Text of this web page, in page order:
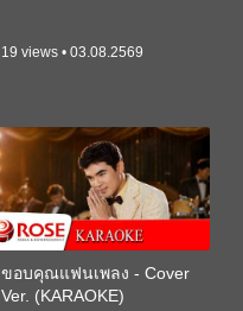
19 views • 03.08.2569
ขอบคุณแฟนเพลง - Cover
Ver. (KARAOKE)